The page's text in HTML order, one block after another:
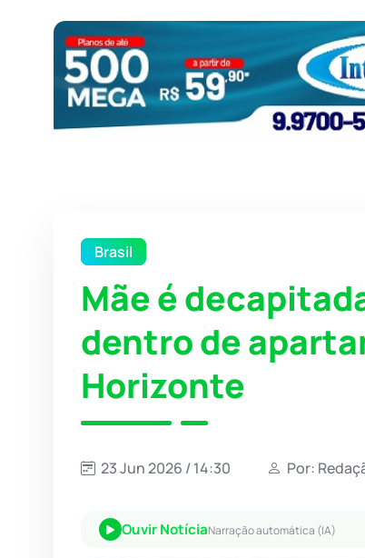
Brasil
Mãe é
dentro de
Horizonte
23 Jun 2026 / 14:30 Por:
Ouvir NotíciaNarração automática (IA)